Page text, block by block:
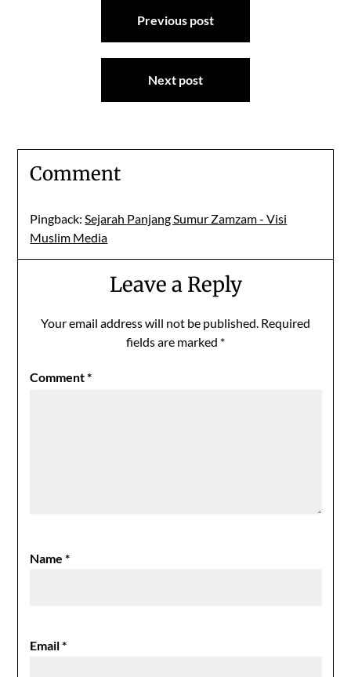
Previous post
Next post
Comment
Pingback:Sejarah Panjang Sumur Zamzam - Visi
Muslim Media
Leave a Reply
Your email address will not be published. Required
fields are marked *
Comment*
Name*
Email*